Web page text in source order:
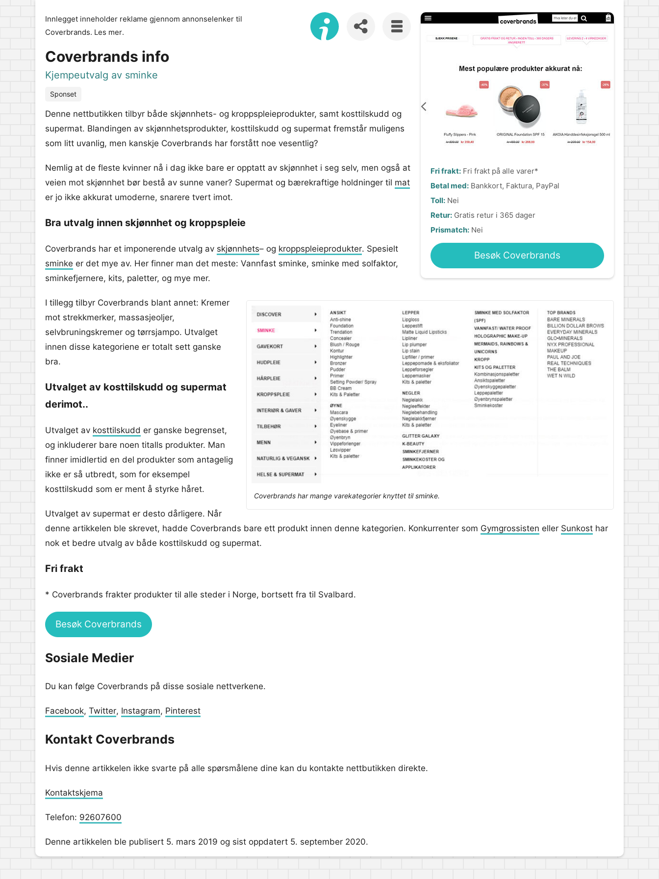
Innlegget inneholder reklame gjennom annonselenker til
Coverbrands. Les mer.
Coverbrands info
Kjempeutvalg av sminke
Sponset
Fri frakt: Fri frakt på alle varer*
Betal med: Bankkort, Faktura, PayPal
Toll: Nei
Retur: Gratis retur i 365 dager
Prismatch: Nei
Besøk Coverbrands
Denne nettbutikken tilbyr både skjønnhets- og kroppspleieprodukter, samt kosttilskudd og
supermat. Blandingen av skjønnhetsprodukter, kosttilskudd og supermat fremstår muligens
som litt uvanlig, men kanskje Coverbrands har forstått noe vesentlig?
Nemlig at de fleste kvinner nå i dag ikke bare er opptatt av skjønnhet i seg selv, men også at
veien mot skjønnhet bør bestå av sunne vaner? Supermat og bærekraftige holdninger til mat
er jo ikke akkurat umoderne, snarere tvert imot.
Bra utvalg innen skjønnhet og kroppspleie
Coverbrands har et imponerende utvalg av skjønnhets– og kroppspleieprodukter. Spesielt
sminke er det mye av. Her finner man det meste: Vannfast sminke, sminke med solfaktor,
sminkefjernere, kits, paletter, og mye mer.
Coverbrands har mange varekategorier knyttet til sminke.
I tillegg tilbyr Coverbrands blant annet: Kremer
mot strekkmerker, massasjeoljer,
selvbruningskremer og tørrsjampo. Utvalget
innen disse kategoriene er totalt sett ganske
bra.
Utvalget av kosttilskudd og supermat
derimot..
Utvalget av kosttilskudd er ganske begrenset,
og inkluderer bare noen titalls produkter. Man
finner imidlertid en del produkter som antagelig
ikke er så utbredt, som for eksempel
kosttilskudd som er ment å styrke håret.
Utvalget av supermat er desto dårligere. Når
denne artikkelen ble skrevet, hadde Coverbrands bare ett produkt innen denne kategorien. Konkurrenter som Gymgrossisten eller Sunkost har
nok et bedre utvalg av både kosttilskudd og supermat.
Fri frakt
* Coverbrands frakter produkter til alle steder i Norge, bortsett fra til Svalbard.
Besøk Coverbrands
Sosiale Medier
Du kan følge Coverbrands på disse sosiale nettverkene.
Facebook, Twitter, Instagram, Pinterest
Kontakt Coverbrands
Hvis denne artikkelen ikke svarte på alle spørsmålene dine kan du kontakte nettbutikken direkte.
Kontaktskjema
Telefon: 92607600
Denne artikkelen ble publisert 5. mars 2019 og sist oppdatert 5. september 2020.